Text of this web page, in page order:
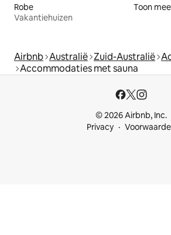
Robe
Vakantiehuizen
Toon
Airbnb Australië Zuid-Australië
Accommodaties met sauna
© 2026 Airbnb, Inc.
Privacy